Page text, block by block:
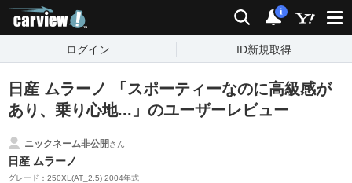
検索 通知
i
ログイン ID新規取得
日産 ムラーノ 「スポーティーなのに高級感が
あり、乗り心地...」のユーザーレビュー
ニックネーム非公開さん
日産 ムラーノ
グレード：250XL(AT_2.5) 2004年式